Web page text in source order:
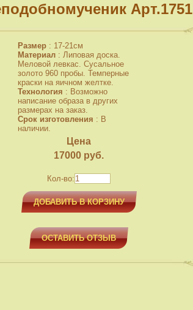
Арт.1751
Размер : 17-21см
Материал : Липовая доска.
Меловой левкас. Сусальное
золото 960 пробы. Темперные
краски на яичном желтке.
Технология : Возможно
написание образа в других
размерах на заказ.
Срок изготовления : В
наличии.
Цена
17000 руб.
Кол-во:
ДОБАВИТЬ В КОРЗИНУ
ОСТАВИТЬ ОТЗЫВ